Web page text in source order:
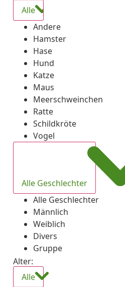
Alle
Andere
Hamster
Hase
Hund
Katze
Maus
Meerschweinchen
Ratte
Schildkröte
Vogel
Alle Geschlechter
Alle Geschlechter
Männlich
Weiblich
Divers
Gruppe
Alter:
Alle